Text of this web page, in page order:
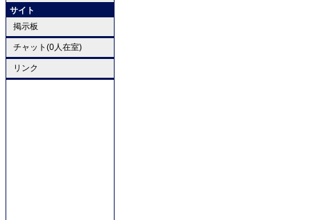
サイト
掲示板
チャット(0人在室)
リンク